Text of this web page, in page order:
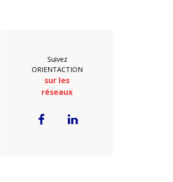
Suivez
ORIENTACTION
sur les
réseaux